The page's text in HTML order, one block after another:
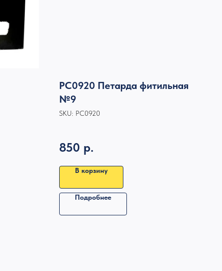
РС0920 Петарда фитильная
№9
SKU: РС0920
850 р.
В корзину
Подробнее